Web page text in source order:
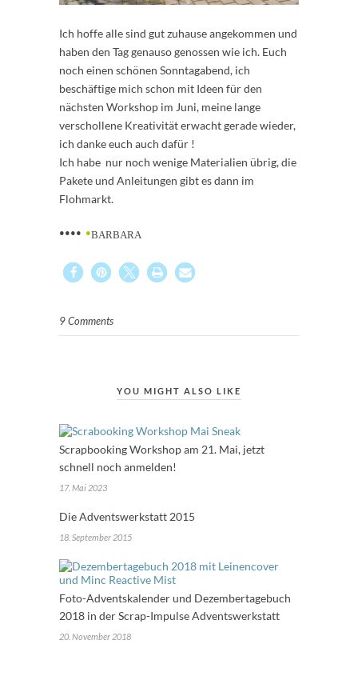
Ich hoffe alle sind gut zuhause angekommen und
haben den Tag genauso genossen wie ich. Euch
noch einen schönen Sonntagabend, ich
beschäftige mich schon mit Ideen für den
nächsten Workshop im Juni, meine lange
verschollene Kreativität erwacht gerade wieder,
ich danke euch auch dafür !
Ich habe nur noch wenige Materialien übrig, die
Pakete und Anleitungen gibt es dann im
Flohmarkt.
•••• •BARBARA
9 Comments
YOU MIGHT ALSO LIKE
Scrapbooking Workshop am 21. Mai, jetzt
schnell noch anmelden!
17. Mai 2023
Die Adventswerkstatt 2015
18. September 2015
Foto-Adventskalender und Dezembertagebuch
2018 in der Scrap-Impulse Adventswerkstatt
20. November 2018